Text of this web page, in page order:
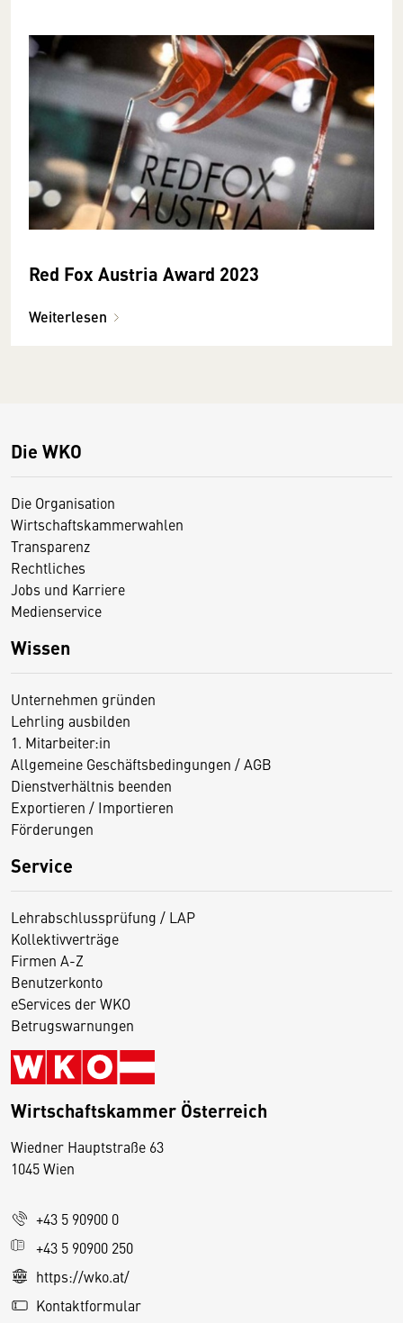
Red Fox Austria Award 2023
Weiterlesen
Die WKO
Die Organisation
Wirtschaftskammerwahlen
Transparenz
Rechtliches
Jobs und Karriere
Medienservice
Wissen
Unternehmen gründen
Lehrling ausbilden
1. Mitarbeiter:in
Allgemeine Geschäftsbedingungen / AGB
Dienstverhältnis beenden
Exportieren / Importieren
Förderungen
Service
Lehrabschlussprüfung / LAP
Kollektivverträge
Firmen A-Z
Benutzerkonto
eServices der WKO
Betrugswarnungen
Wirtschaftskammer Österreich
Wiedner Hauptstraße 63
1045 Wien
+43 5 90900 0
+43 5 90900 250
https://wko.at/
Kontaktformular
D
s
e
S
e